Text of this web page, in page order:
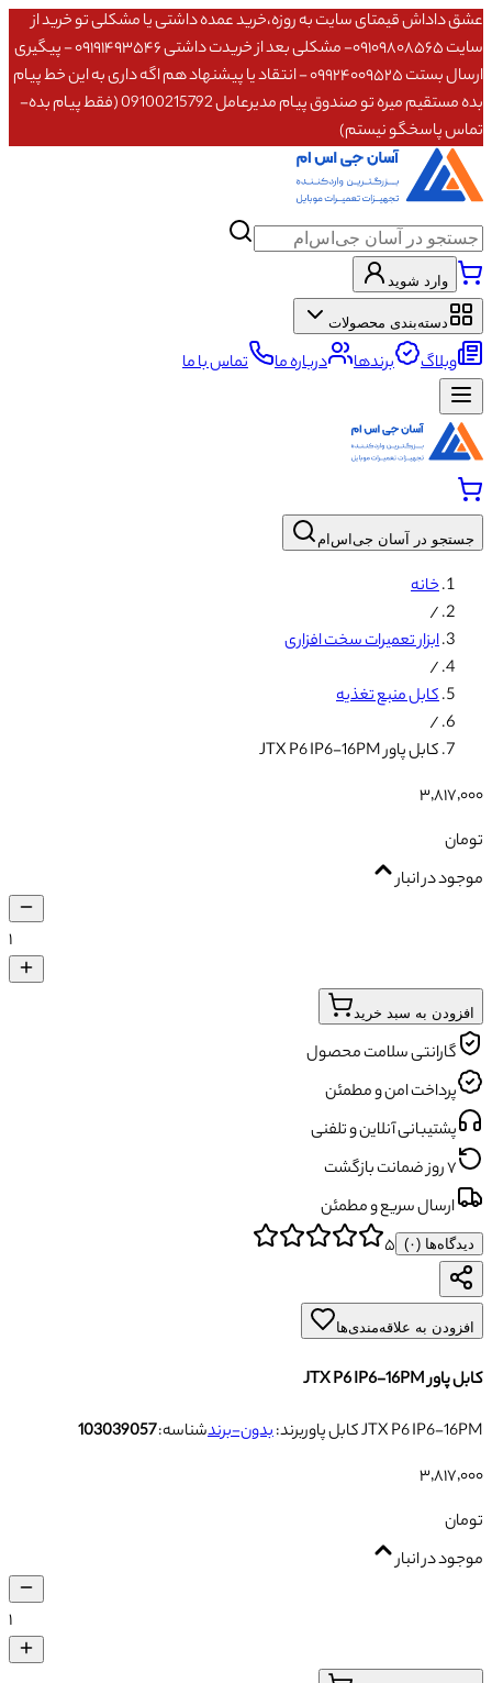
عشق داداش قیمتای سایت به روزه،خرید عمده داشتی یا مشکلی تو خرید از
سایت ۰۹۱۰۹۸۰۸۵۶۵- مشکلی بعد از خریدت داشتی ۰۹۱۹۱۴۹۳۵۴۶ - پیگیری
ارسال بستت ۰۹۹۲۴۰۰۹۵۲۵ - انتقاد یا پیشنهاد هم اگه داری به این خط پیام
بده مستقیم میره تو صندوق پیام مدیرعامل 09100215792 (فقط پیام بده-
تماس پاسخگو نیستم)
وارد شوید
دسته‌بندی محصولات
وبلاگ برندها درباره ما تماس با ما
جستجو در آسان جی‌اس‌ام
خانه
/
ابزار تعمیرات سخت افزاری
/
کابل منبع تغذیه
/
کابل پاور JTX P6 IP6-16PM
۳٬۸۱۷٬۰۰۰
تومان
موجود در انبار
۱
افزودن به سبد خرید
گارانتی سلامت محصول
پرداخت امن و مطمئن
پشتیبانی آنلاین و تلفنی
۷ روز ضمانت بازگشت
ارسال سریع و مطمئن
دیدگاه‌ها (۰) ۵
افزودن به علاقه‌مندی‌ها
کابل پاور JTX P6 IP6-16PM
کابل پاور JTX P6 IP6-16PM
برند:بدون-برندشناسه:103039057
۳٬۸۱۷٬۰۰۰
تومان
موجود در انبار
۱